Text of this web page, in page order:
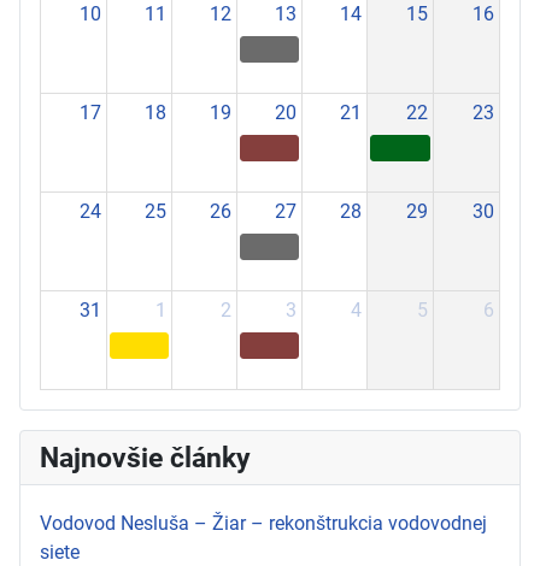
10 11 12 13 14 15 16
17 18 19 20 21 22 23
24 25 26 27 28 29 30
31 1 2 3 4 5 6
Najnovšie články
Vodovod Nesluša – Žiar – rekonštrukcia vodovodnej
siete